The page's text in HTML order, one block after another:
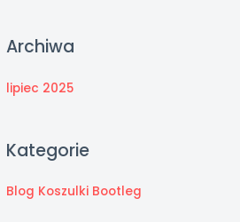
Archiwa
lipiec 2025
Kategorie
Blog Koszulki Bootleg